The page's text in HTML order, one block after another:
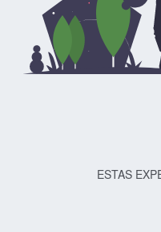
ESTAS